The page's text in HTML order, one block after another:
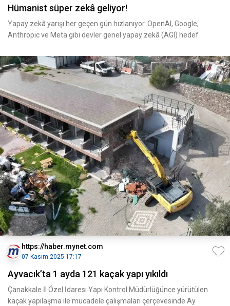
Hümanist süper zekâ geliyor!
Yapay zekâ yarışı her geçen gün hızlanıyor. OpenAI, Google,
Anthropic ve Meta gibi devler genel yapay zekâ (AGI) hedef
https://haber.mynet.com
07 Kasım 2025 17:17
Ayvacık’ta 1 ayda 121 kaçak yapı yıkıldı
Çanakkale İl Özel İdaresi Yapı Kontrol Müdürlüğünce yürütülen
kaçak yapılaşma ile mücadele çalışmaları çerçevesinde Ay